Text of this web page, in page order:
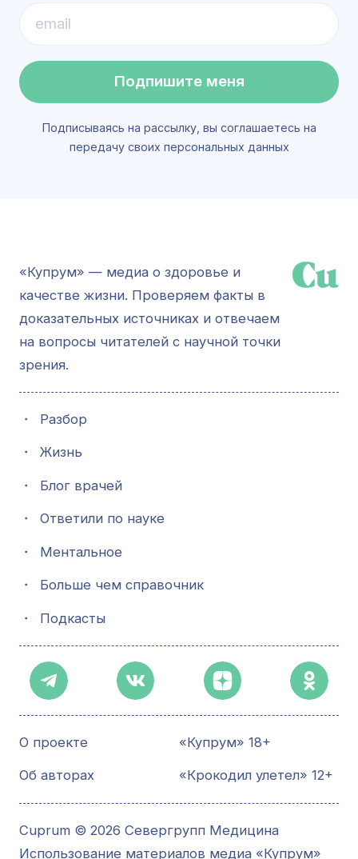
Подпишите меня
Подписываясь на рассылку, вы соглашаетесь на
передачу своих персональных данных
«Купрум» — медиа о здоровье и
качестве жизни. Проверяем факты в
доказательных источниках и отвечаем
на вопросы читателей с научной точки
зрения.
・ Разбор
・ Жизнь
・ Блог врачей
・ Ответили по науке
・ Ментальное
・ Больше чем справочник
・ Подкасты
О проекте
Об авторах
«Купрум» 18+
«Крокодил улетел» 12+
Cuprum © 2026 Севергрупп Медицина
Использование материалов медиа «Купрум»